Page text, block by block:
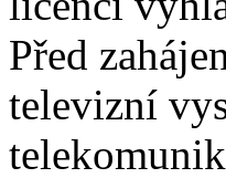
Před
televizní